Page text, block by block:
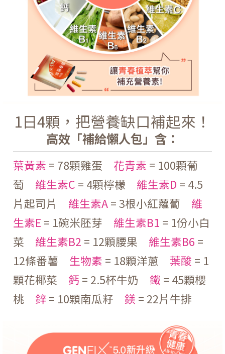
1日4顆，把營養缺口補起來！
高效「補給懶人包」含：
葉黃素 = 78顆雞蛋 花青素 = 100顆葡
萄 維生素C = 4顆檸檬 維生素D = 4.5
片起司片 維生素A= 3根小紅蘿蔔 維
生素E = 1碗米胚芽 維生素B1 = 1份小白
菜 維生素B2 = 12顆腰果 維生素B6 =
12條番薯 生物素 = 18顆洋蔥 葉酸 = 1
顆花椰菜鈣 = 2.5杯牛奶鐵 = 45顆櫻
桃 鋅 = 10顆南瓜籽鎂 = 22片牛排